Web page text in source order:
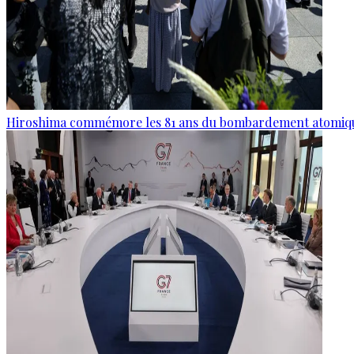
Hiroshima commémore les 81 ans du bombardement